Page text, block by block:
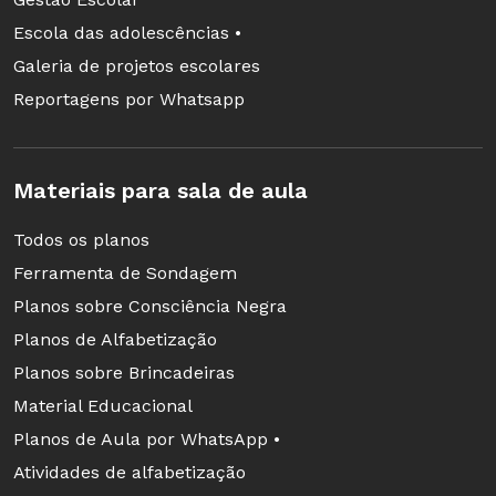
consideração; no entanto, o ponto principal,
depois de descobrirmos as lacunas e
defasagens dos alunos no contexto remoto,
deve ser: “o que não pode faltar de maneira
garantir essa aprendizagem?”. Esse é o
verdadeiro raciocínio que deve guiar o trabalho
desenvolvido nesse período.
Nessa perspectiva, um ótimo material que pode
apoiar redes de ensino e professores nessa
priorização do currículo, auxiliando na
compreensão do que são as habilidades
Escola das adolescências •
Galeria de projetos escolares
Reportagens por Whatsapp
Materiais para sala de aula
Todos os planos
Ferramenta de Sondagem
Planos sobre Consciência Negra
Planos de Alfabetização
Planos sobre Brincadeiras
Material Educacional
Planos de Aula por WhatsApp •
Atividades de alfabetização